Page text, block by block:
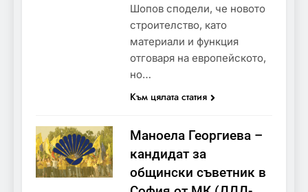
Шопов сподели, че новото
строителство, като
материали и функция
отговаря на европейското,
но…
Към цялата статия
Маноела Георгиева –
кандидат за
общински съветник в